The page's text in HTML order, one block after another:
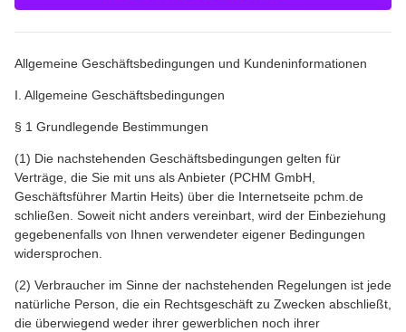
Allgemeine Geschäftsbedingungen und Kundeninformationen
I. Allgemeine Geschäftsbedingungen
§ 1 Grundlegende Bestimmungen
(1) Die nachstehenden Geschäftsbedingungen gelten für
Verträge, die Sie mit uns als Anbieter (PCHM GmbH,
Geschäftsführer Martin Heits) über die Internetseite pchm.de
schließen. Soweit nicht anders vereinbart, wird der Einbeziehung
gegebenenfalls von Ihnen verwendeter eigener Bedingungen
widersprochen.
(2) Verbraucher im Sinne der nachstehenden Regelungen ist jede
natürliche Person, die ein Rechtsgeschäft zu Zwecken abschließt,
die überwiegend weder ihrer gewerblichen noch ihrer